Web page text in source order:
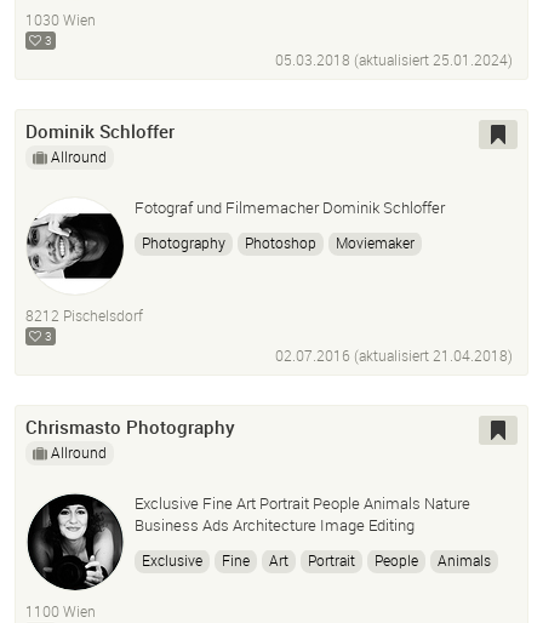
1030 Wien
3
05.03.2018 (aktualisiert25.01.2024)
Dominik Schloffer
Allround
Fotograf und Filmemacher Dominik Schloffer
Photography Photoshop
Moviemaker
8212 Pischelsdorf
3
02.07.2016 (aktualisiert21.04.2018)
Chrismasto Photography
Allround
Exclusive Fine Art Portrait People Animals Nature
Business Ads Architecture Image Editing
Exclusive Fine Art Portrait People
Animals
1100 Wien